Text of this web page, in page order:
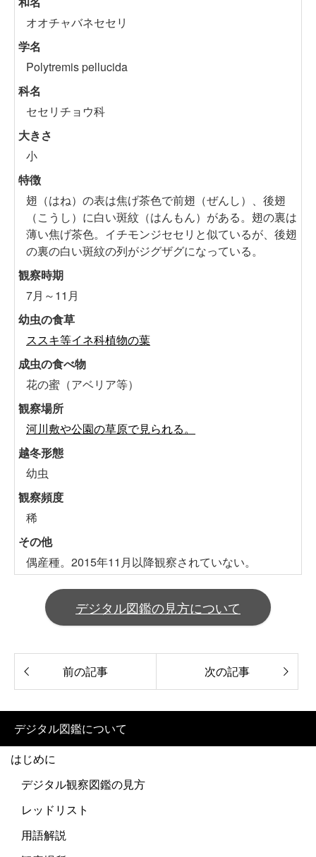
オオチャバネセセリ
学名
Polytremis pellucida
科名
セセリチョウ科
大きさ
小
特徴
翅（はね）の表は焦げ茶色で前翅（ぜんし）、後翅
（こうし）に白い斑紋（はんもん）がある。翅の裏は
薄い焦げ茶色。イチモンジセセリと似ているが、後翅
の裏の白い斑紋の列がジグザグになっている。
観察時期
7月～11月
幼虫の食草
ススキ等イネ科植物の葉
成虫の食べ物
花の蜜（アベリア等）
観察場所
河川敷や公園の草原で見られる。
越冬形態
幼虫
観察頻度
稀
その他
偶産種。2015年11月以降観察されていない。
デジタル図鑑の見方について
前の記事 次の記事
デジタル図鑑について
はじめに
デジタル観察図鑑の見方
レッドリスト
用語解説